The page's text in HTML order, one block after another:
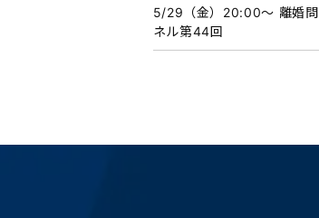
5/29（金）20:00〜 離婚問
ネル第44回